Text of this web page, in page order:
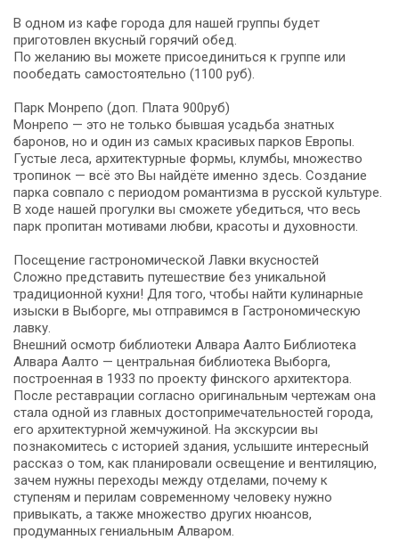
В одном из кафе города для нашей группы будет
приготовлен вкусный горячий обед.
По желанию вы можете присоединиться к группе или
пообедать самостоятельно (1100 руб).
Парк Монрепо (доп. Плата 900руб)
Монрепо — это не только бывшая усадьба знатных
баронов, но и один из самых красивых парков Европы.
Густые леса, архитектурные формы, клумбы, множество
тропинок — всё это Вы найдёте именно здесь. Создание
парка совпало с периодом романтизма в русской культуре.
В ходе нашей прогулки вы сможете убедиться, что весь
парк пропитан мотивами любви, красоты и духовности.
Посещение гастрономической Лавки вкусностей
Сложно представить путешествие без уникальной
традиционной кухни! Для того, чтобы найти кулинарные
изыски в Выборге, мы отправимся в Гастрономическую
лавку.
Внешний осмотр библиотеки Алвара Аалто Библиотека
Алвара Аалто — центральная библиотека Выборга,
построенная в 1933 по проекту финского архитектора.
После реставрации согласно оригинальным чертежам она
стала одной из главных достопримечательностей города,
его архитектурной жемчужиной. На экскурсии вы
познакомитесь с историей здания, услышите интересный
рассказ о том, как планировали освещение и вентиляцию,
зачем нужны переходы между отделами, почему к
ступеням и перилам современному человеку нужно
привыкать, а также множество других нюансов,
продуманных гениальным Алваром.